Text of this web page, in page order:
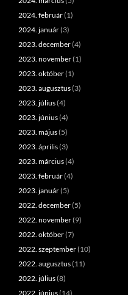
2024. február(1)
2024. január(3)
2023. december(4)
2023. november(1)
2023. október(1)
2023. augusztus(3)
2023. július(4)
2023. június(4)
2023. május(5)
2023. április(3)
2023. március(4)
2023. február(4)
2023. január(5)
2022. december(5)
2022. november(9)
2022. október(7)
2022. szeptember(10)
2022. augusztus(11)
2022. július(8)
2022. június(14)